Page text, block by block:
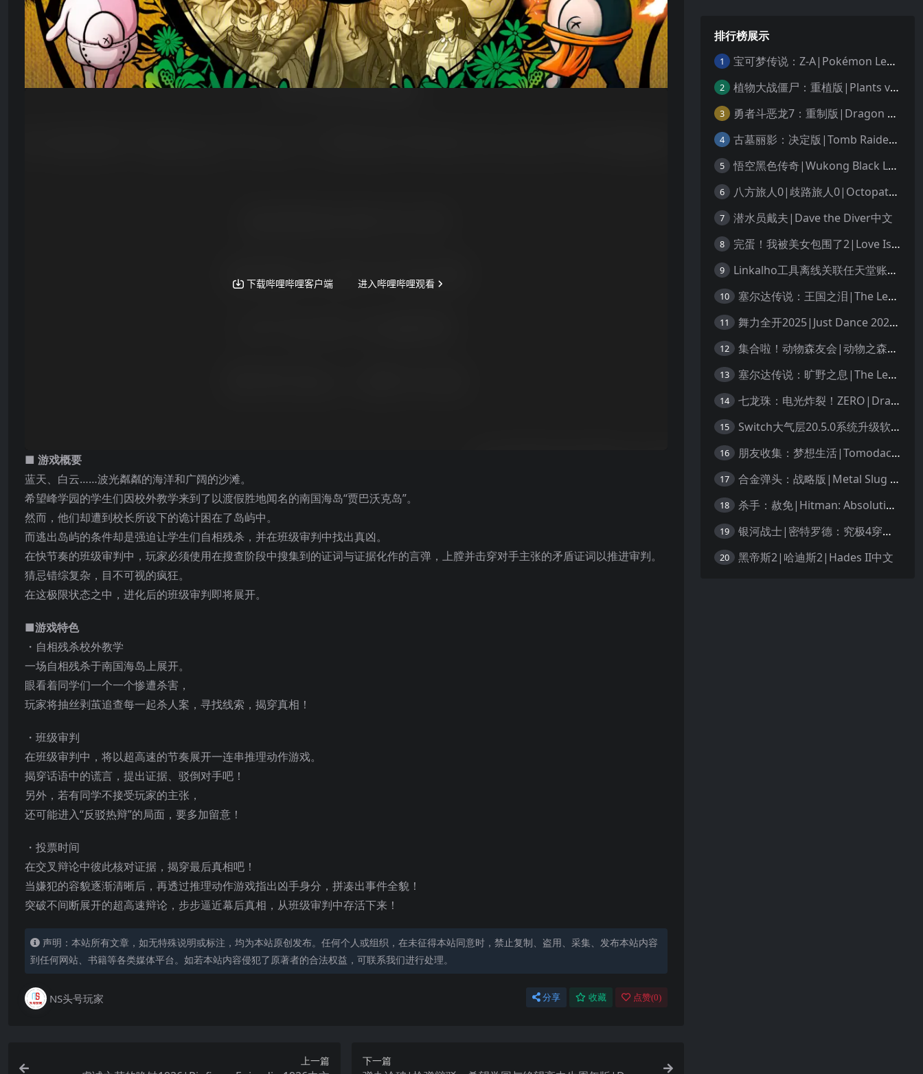
■ 游戏概要
蓝天、白云……波光粼粼的海洋和广阔的沙滩。
希望峰学园的学生们因校外教学来到了以渡假胜地闻名的南国海岛“贾巴沃克岛”。
然而，他们却遭到校长所设下的诡计困在了岛屿中。
而逃出岛屿的条件却是强迫让学生们自相残杀，并在班级审判中找出真凶。
在快节奏的班级审判中，玩家必须使用在搜查阶段中搜集到的证词与证据化作的言弹，上膛并击穿对手主张的矛盾证词以推进审判。
猜忌错综复杂，目不可视的疯狂。
在这极限状态之中，进化后的班级审判即将展开。
■游戏特色
・自相残杀校外教学
一场自相残杀于南国海岛上展开。
眼看着同学们一个一个惨遭杀害，
玩家将抽丝剥茧追查每一起杀人案，寻找线索，揭穿真相！
・班级审判
在班级审判中，将以超高速的节奏展开一连串推理动作游戏。
揭穿话语中的谎言，提出证据、驳倒对手吧！
另外，若有同学不接受玩家的主张，
还可能进入“反驳热辩”的局面，要多加留意！
・投票时间
在交叉辩论中彼此核对证据，揭穿最后真相吧！
当嫌犯的容貌逐渐清晰后，再透过推理动作游戏指出凶手身分，拼凑出事件全貌！
突破不间断展开的超高速辩论，步步逼近幕后真相，从班级审判中存活下来！
声明：本站所有文章，如无特殊说明或标注，均为本站原创发布。任何个人或组织，在未征得本站同意时，禁止复制、盗用、采集、发布本站内容
到任何网站、书籍等各类媒体平台。如若本站内容侵犯了原著者的合法权益，可联系我们进行处理。
NS头号玩家 分享 收藏 点赞(0)
上一篇 下一篇
排行榜展示
1 宝可梦传说：Z-A|Pokémon Legends: Z-A中文
2 植物大战僵尸：重植版|Plants vs. Zombies: Replanted中文
3 勇者斗恶龙7：重制版|Dragon Quest VII Reimagined中文
4 古墓丽影：决定版|Tomb Raider: Definitive Edition中文
5 悟空黑色传奇|Wukong Black Legend
6 八方旅人0|歧路旅人0|Octopath Traveler 0中文
7 潜水员戴夫|Dave the Diver中文
8 完蛋！我被美女包围了2|Love Is All Around 2中文
9 Linkalho工具离线关联任天堂账户教程
10 塞尔达传说：王国之泪|The Legend of Zelda: Tears of the Kingdom中文
11 舞力全开2025|Just Dance 2025中文
12 集合啦！动物森友会|动物之森|Animal Crossing: New Horizons中文
13 塞尔达传说：旷野之息|The Legend of Zelda: Breath of the Wild中文
14 七龙珠：电光炸裂！ZERO|Dragon Ball: Sparking! Zero中文
15 Switch大气层20.5.0系统升级软硬破通用教程
16 朋友收集：梦想生活|Tomodachi Life: Living the Dream中文
17 合金弹头：战略版|Metal Slug Tactics中文
18 杀手：赦免|Hitman: Absolution汉化
19 银河战士|密特罗德：究极4穿越未知|Metroid Prime 4: Beyond中文
20 黑帝斯2|哈迪斯2|Hades II中文